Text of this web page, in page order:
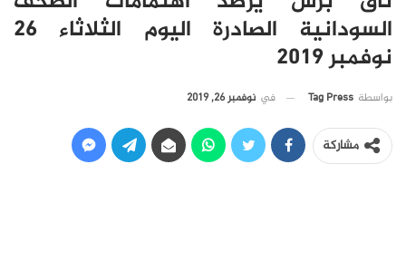
السودانية الصادرة اليوم الثلاثاء 26
نوفمبر 2019
بواسطة Tag Press في نوفمبر 26, 2019
مشاركة